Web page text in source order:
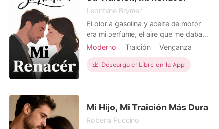
descubrí la verdad más bru
Leontyne Brymer
El olor a gasolina y aceite de motor
era mi perfume, el aire que me daba
vida. Pero esa tarde, mi exnovio
había vendido mi Impala del 67, "El
Fantasma" , la obra de arte que me
corredora de autos
Moderno Traición
Venganza
Trama llena de altibajos
Protagonista Poderosa
Descarga el Libro en la App
Mi Hijo, Mi Traición Más Dura
Robena Puccino